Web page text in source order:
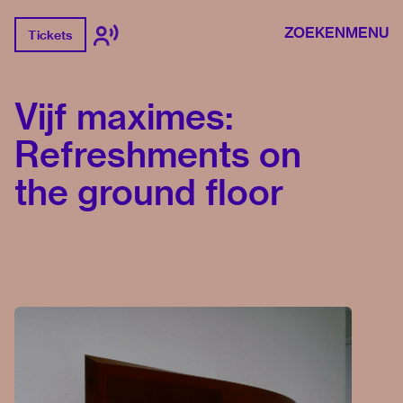
Tickets ZOEKENMENU
Vijf maximes:
Refreshments on
the ground floor